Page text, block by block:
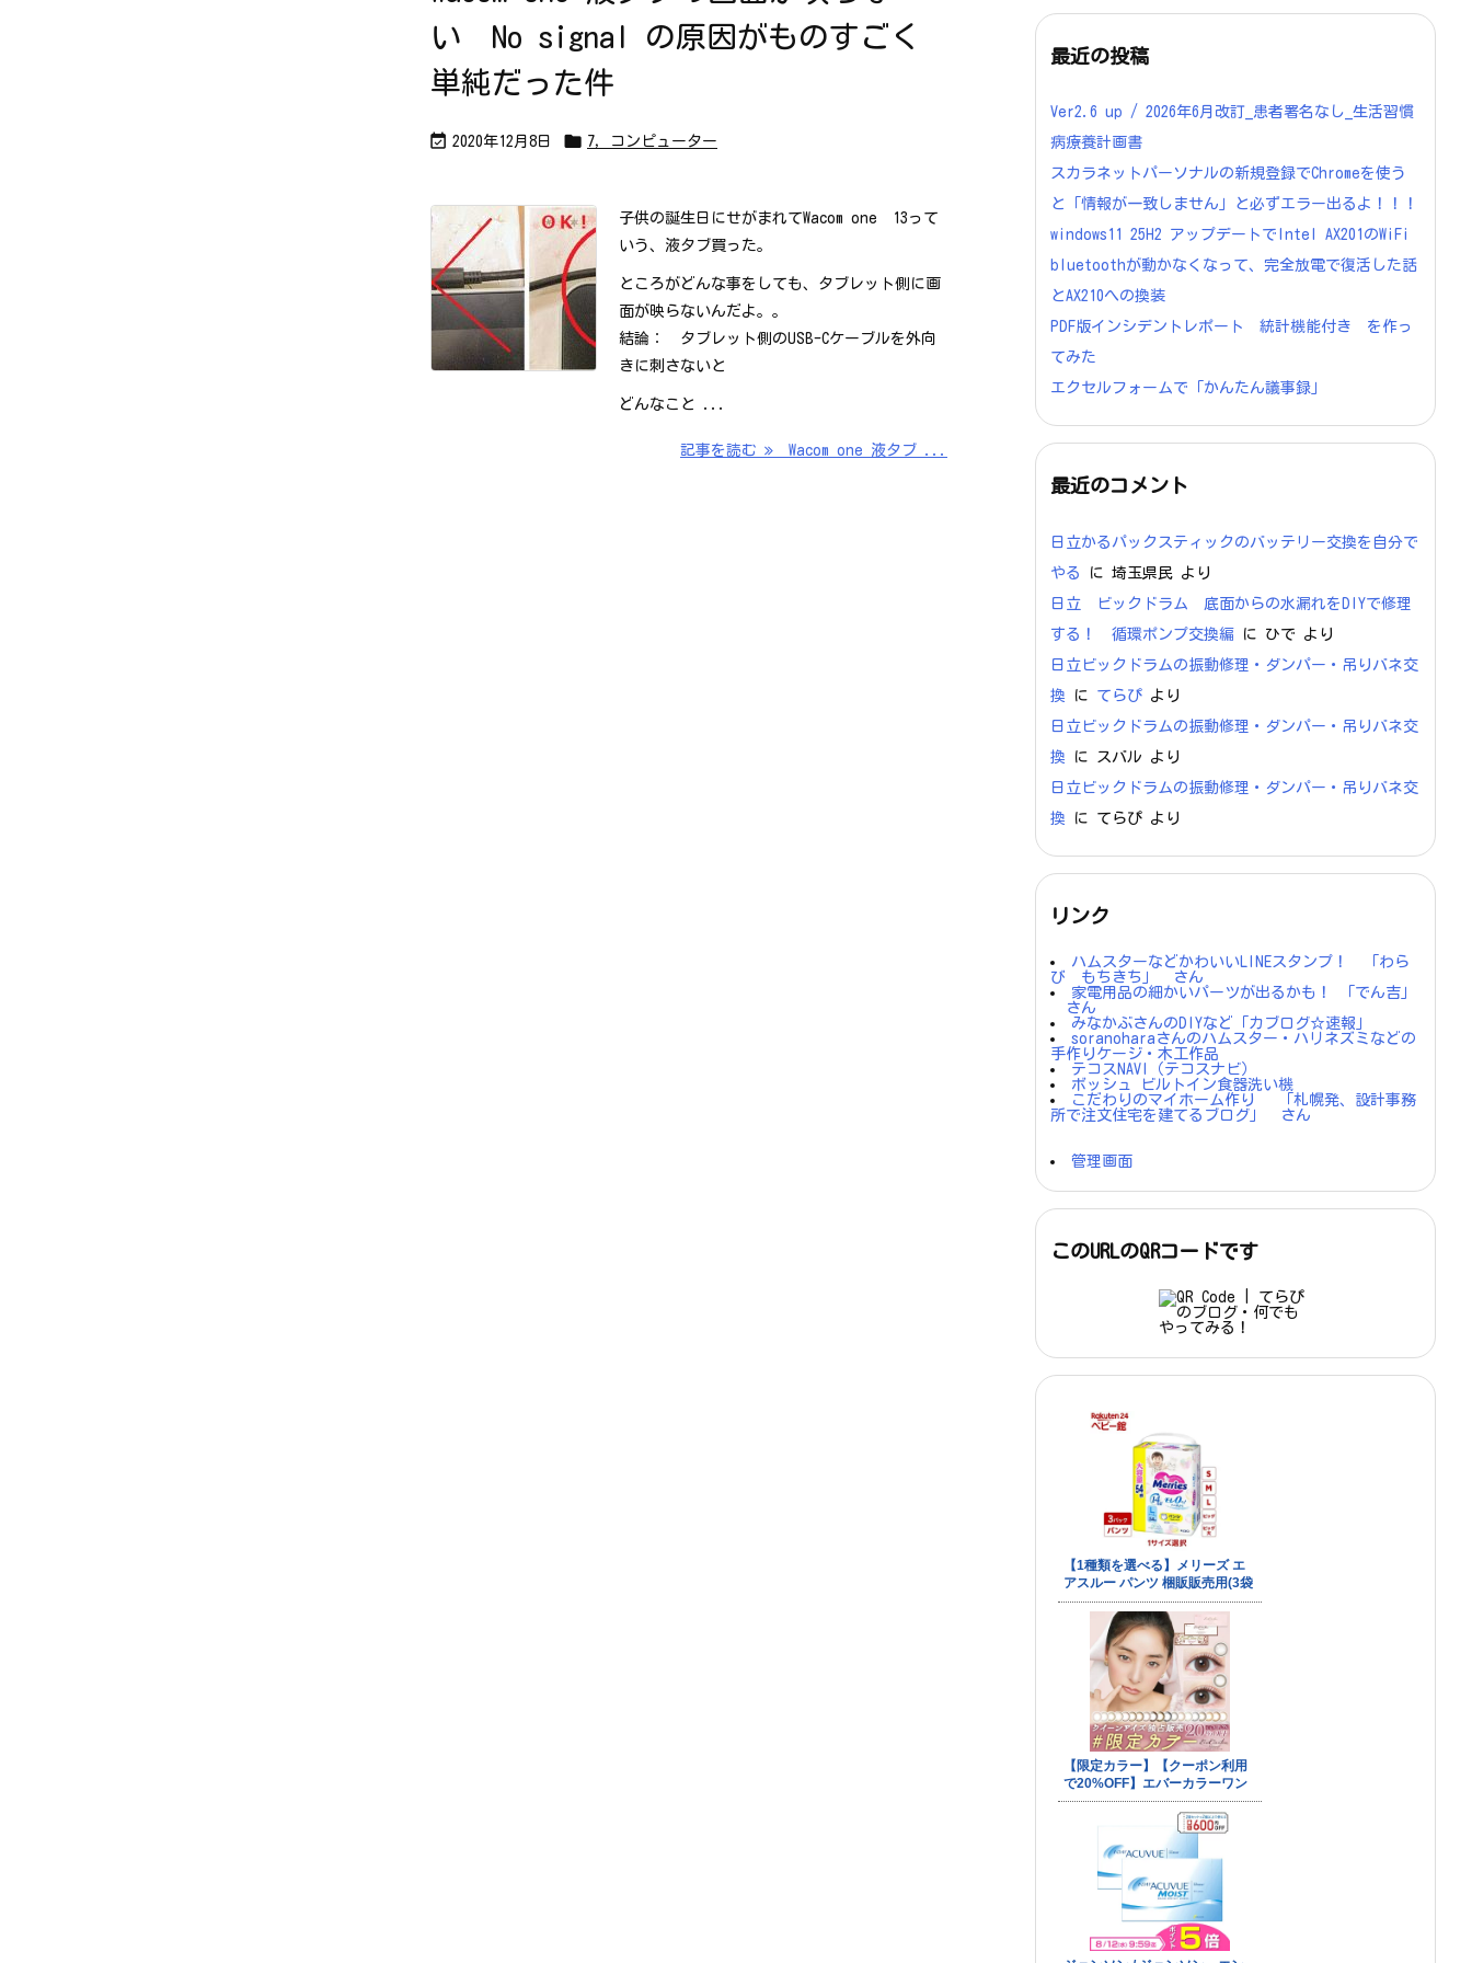
い No signal の原因がものすごく
単純だった件
 2020年12月8日  7，コンピューター
子供の誕生日にせがまれてWacom one 13って
いう、液タブ買った。
ところがどんな事をしても、タブレット側に画
面が映らないんだよ。。
結論： タブレット側のUSB-Cケーブルを外向
きに刺さないと
どんなこと ...
記事を読む Wacom one 液タブ ...
最近の投稿
Ver2.6 up / 2026年6月改訂_患者署名なし_生活習慣
病療養計画書
スカラネットパーソナルの新規登録でChromeを使う
と「情報が一致しません」と必ずエラー出るよ！！！
windows11 25H2 アップデートでIntel AX201のWiFi
bluetoothが動かなくなって、完全放電で復活した話
とAX210への換装
PDF版インシデントレポート 統計機能付き を作っ
てみた
エクセルフォームで「かんたん議事録」
最近のコメント
日立かるパックスティックのバッテリー交換を自分で
やる
に 埼玉県民 より
日立 ビックドラム 底面からの水漏れをDIYで修理
する！ 循環ポンプ交換編 に ひで より
日立ビックドラムの振動修理・ダンパー・吊りバネ交
換 に てらぴ より
日立ビックドラムの振動修理・ダンパー・吊りバネ交
換 に スバル より
日立ビックドラムの振動修理・ダンパー・吊りバネ交
換 に てらぴ より
リンク
ハムスターなどかわいいLINEスタンプ！ 「わら
び もちきち」 さん
家電用品の細かいパーツが出るかも！ 「でん吉」
さん
みなかぶさんのDIYなど「カブログ☆速報」
soranoharaさんのハムスター・ハリネズミなどの
手作りケージ・木工作品
テコスNAVI（テコスナビ）
ボッシュ ビルトイン食器洗い機
こだわりのマイホーム作り 「札幌発、設計事務
所で注文住宅を建てるブログ」 さん
管理画面
このURLのQRコードです